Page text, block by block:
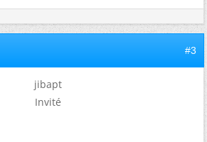
#3
jibapt
Invité